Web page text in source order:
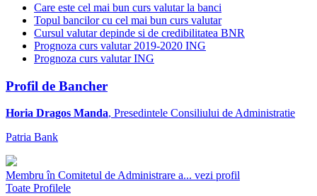
Care este cel mai bun curs valutar la banci
Topul bancilor cu cel mai bun curs valutar
Cursul valutar depinde si de credibilitatea BNR
Prognoza curs valutar 2019-2020 ING
Prognoza curs valutar ING
Profil de Bancher
Horia Dragos Manda, Presedintele Consiliului de Administratie
Patria Bank
Membru în Comitetul de Administrare a... vezi profil
Toate Profilele